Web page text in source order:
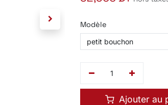
Modèle
Ajouter au